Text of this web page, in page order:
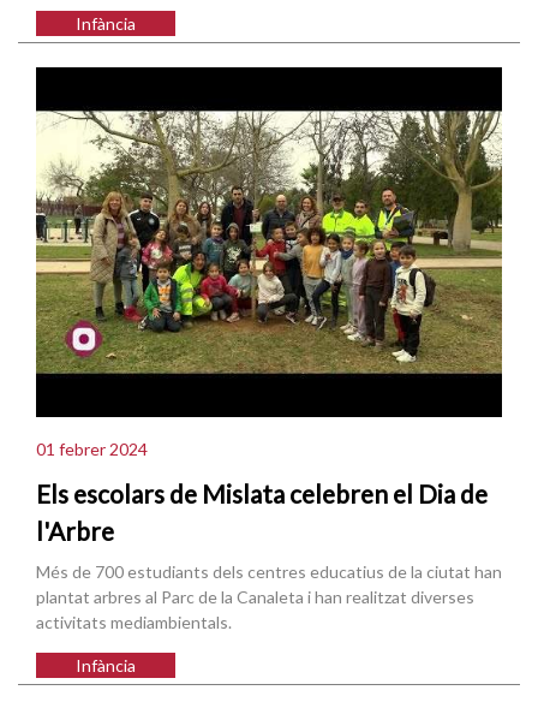
Infància
01 febrer 2024
Els escolars de Mislata celebren el Dia de
l'Arbre
Més de 700 estudiants dels centres educatius de la ciutat han
plantat arbres al Parc de la Canaleta i han realitzat diverses
activitats mediambientals.
Infància